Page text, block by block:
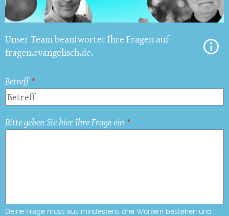
Unser Team beantwortet Ihre Fragen auf
fragen.evangelisch.de.
Betreff
Bitte geben Sie hier Ihre Frage ein
Deine Frage muss aus mindestens drei Wörtern bestehen und